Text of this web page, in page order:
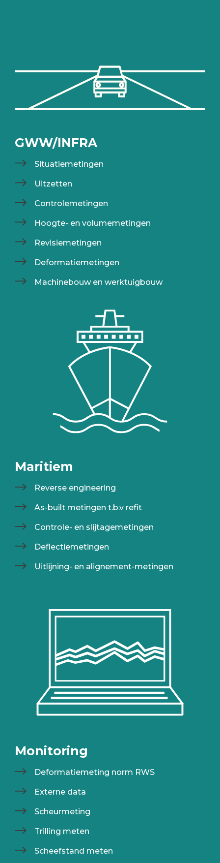
GWW/INFRA
Situatiemetingen
Uitzetten
Controlemetingen
Hoogte- en volumemetingen
Revisiemetingen
Deformatiemetingen
Machinebouw en werktuigbouw
Maritiem
Reverse engineering
As-built metingen t.b.v refit
Controle- en slijtagemetingen
Deflectiemetingen
Uitlijning- en alignement-metingen
Monitoring
Deformatiemeting norm RWS
Externe data
Scheurmeting
Trilling meten
Scheefstand meten